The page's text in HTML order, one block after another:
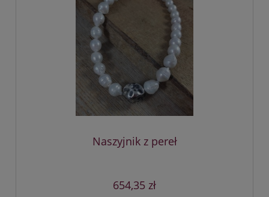
Naszyjnik z pereł
654,35 zł